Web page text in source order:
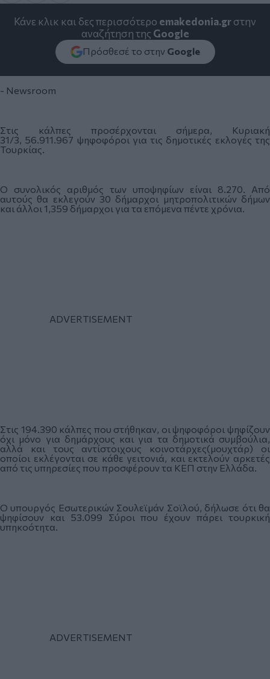
Κάνε κλικ και δες περισσότερο emakedonia.grστην
αναζήτηση της Google
Πρόσθεσέ το στην Google
- Newsroom
Στις κάλπες προσέρχονται σήμερα, Κυριακή
31/3, 56.911.967 ψηφοφόροι για τις δημοτικές εκλογές της
Τουρκίας.
Ο συνολικός αριθμός των υποψηφίων είναι 8.270. Από
αυτούς θα εκλεγούν 30 δήμαρχοι μητροπολιτικών δήμων
και άλλοι 1,359 δήμαρχοι για τα επόμενα πέντε χρόνια.
Στις 194.390 κάλπες που στήθηκαν, οι ψηφοφόροι ψηφίζουν
όχι μόνο για δημάρχους και για τα δημοτικά συμβούλια,
αλλά και τους αντίστοιχους κοινοτάρχες(μουχτάρ) οι
οποίοι εκλέγονται σε κάθε γειτονιά, και εκτελούν αρκετές
από τις υπηρεσίες που προσφέρουν τα ΚΕΠ στην Ελλάδα.
Ο υπουργός Εσωτερικών Σουλεϊμάν Σοϊλού, δήλωσε ότι θα
ψηφίσουν και 53.099 Σύροι που έχουν πάρει τουρκική
υπηκοότητα.